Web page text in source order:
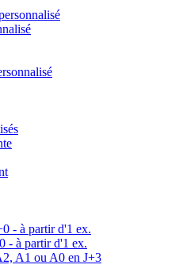
- à partir d'1 ex.
- à partir d'1 ex.
A1 ou A0 en J+3